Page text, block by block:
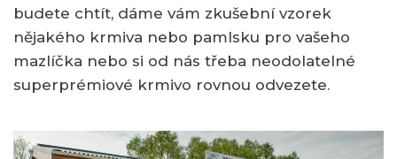
budete chtít, dáme vám zkušební vzorek
nějakého krmiva nebo pamlsku pro vašeho
mazlíčka nebo si od nás třeba neodolatelné
superprémiové krmivo rovnou odvezete.